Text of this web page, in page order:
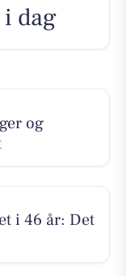
dag
og
i 46 år: Det